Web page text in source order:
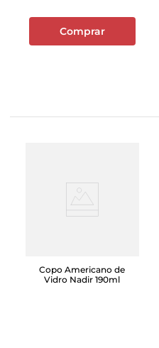
Comprar
Copo Americano de
Vidro Nadir 190ml